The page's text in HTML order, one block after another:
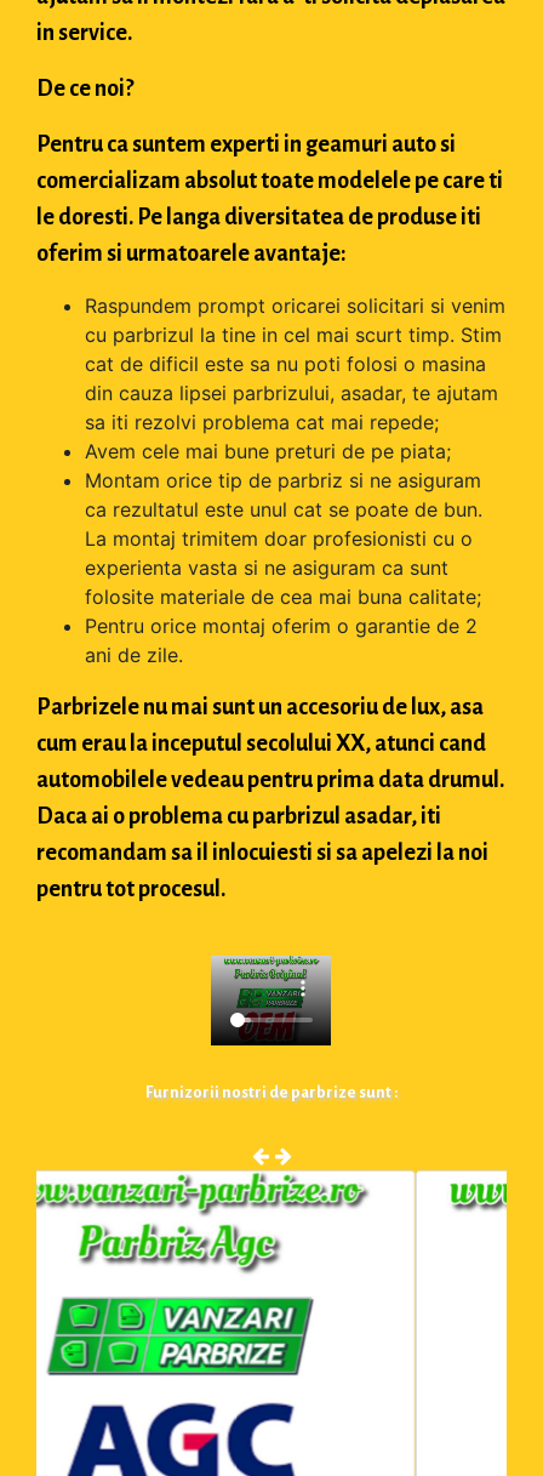
in service.
De ce noi?
Pentru ca suntem experti in geamuri auto si
comercializam absolut toate modelele pe care ti
le doresti. Pe langa diversitatea de produse iti
oferim si urmatoarele avantaje:
Raspundem prompt oricarei solicitari si venim
cu parbrizul la tine in cel mai scurt timp. Stim
cat de dificil este sa nu poti folosi o masina
din cauza lipsei parbrizului, asadar, te ajutam
sa iti rezolvi problema cat mai repede;
Avem cele mai bune preturi de pe piata;
Montam orice tip de parbriz si ne asiguram
ca rezultatul este unul cat se poate de bun.
La montaj trimitem doar profesionisti cu o
experienta vasta si ne asiguram ca sunt
folosite materiale de cea mai buna calitate;
Pentru orice montaj oferim o garantie de 2
ani de zile.
Parbrizele nu mai sunt un accesoriu de lux, asa
cum erau la inceputul secolului XX, atunci cand
automobilele vedeau pentru prima data drumul.
Daca ai o problema cu parbrizul asadar, iti
recomandam sa il inlocuiesti si sa apelezi la noi
pentru tot procesul.
Furnizorii nostri de parbrize sunt :